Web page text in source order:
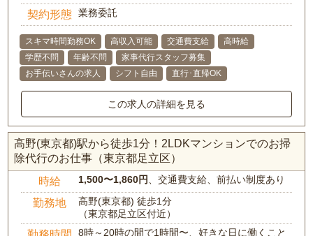
契約形態 業務委託
スキマ時間勤務OK 高収入可能 交通費支給
高時給
学歴不問
年齢不問
家事代行スタッフ募集
お手伝いさんの求人
シフト自由 直行･直帰OK
この求人の詳細を見る
高野(東京都)駅から徒歩1分！2LDKマンションでのお掃
除代行のお仕事（東京都足立区）
時給 1,500〜1,860円 、交通費支給、前払い制度あり
勤務地
高野(東京都) 徒歩1分
（東京都足立区付近）
8時～20時の間で1時間〜、好きな日に働くこと